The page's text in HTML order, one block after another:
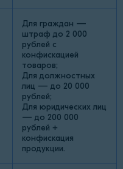
Для граждан —
штраф до 2 000
рублей с
конфискацией
товаров;
Для должностных
лиц — до 20 000
рублей;
Для юридических лиц
— до 200 000
рублей +
конфискация
продукции.